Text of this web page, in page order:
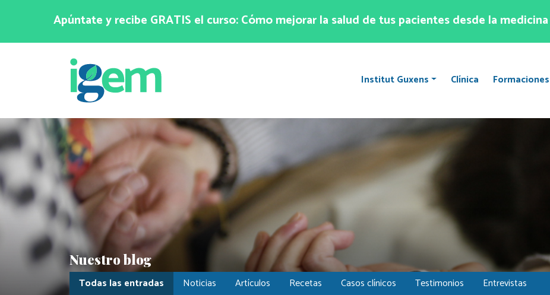
Apúntate y recibe GRATIS el curso: Cómo mejorar la salud de tus pacientes desde la
Institut Guxens Clínica Formaciones
Nuestro blog
Todas las entradas Noticias Artículos Recetas Casos clínicos Testimonios Entrevistas